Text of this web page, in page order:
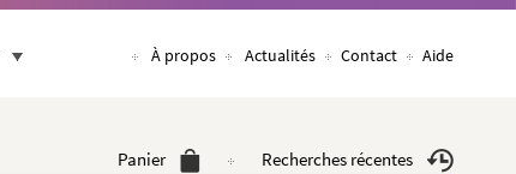
À propos Actualités Contact Aide
Panier Recherches récentes